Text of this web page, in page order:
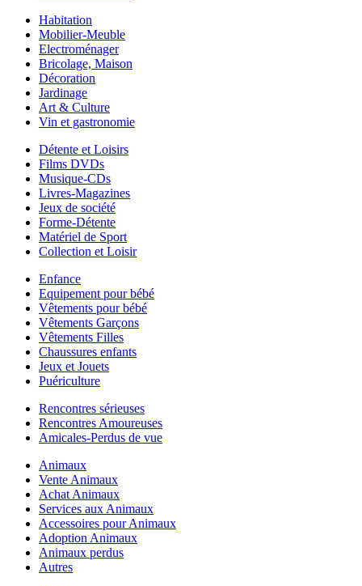
Habitation
Mobilier-Meuble
Electroménager
Bricolage, Maison
Décoration
Jardinage
Art & Culture
Vin et gastronomie
Détente et Loisirs
Films DVDs
Musique-CDs
Livres-Magazines
Jeux de société
Forme-Détente
Matériel de Sport
Collection et Loisir
Enfance
Equipement pour bébé
Vêtements pour bébé
Vêtements Garçons
Vêtements Filles
Chaussures enfants
Jeux et Jouets
Puériculture
Rencontres sérieuses
Rencontres Amoureuses
Amicales-Perdus de vue
Animaux
Vente Animaux
Achat Animaux
Services aux Animaux
Accessoires pour Animaux
Adoption Animaux
Animaux perdus
Autres